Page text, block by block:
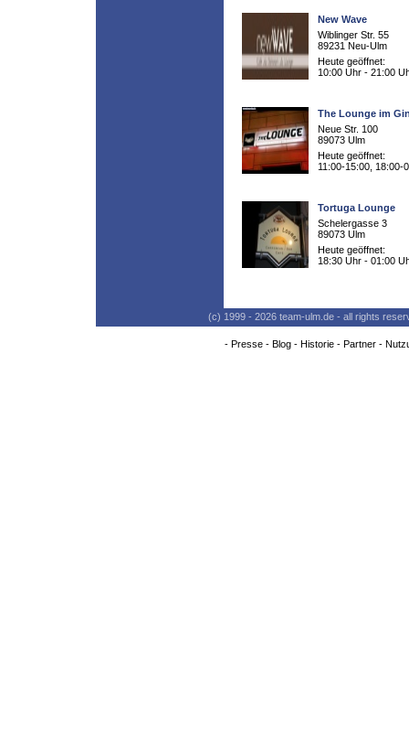
New Wave
Wiblinger Str. 55
89231 Neu-Ulm
Heute geöffnet:
10:00 Uhr - 21:00
The Lounge im
Neue Str. 100
89073 Ulm
Heute geöffnet:
11:00-15:00, 18:00-
Tortuga Lounge
Schelergasse 3
89073 Ulm
Heute geöffnet:
18:30 Uhr - 01:00
(c) 1999 - 2026 team-ulm.de - all rights
- Presse- Blog- Historie- Partner-